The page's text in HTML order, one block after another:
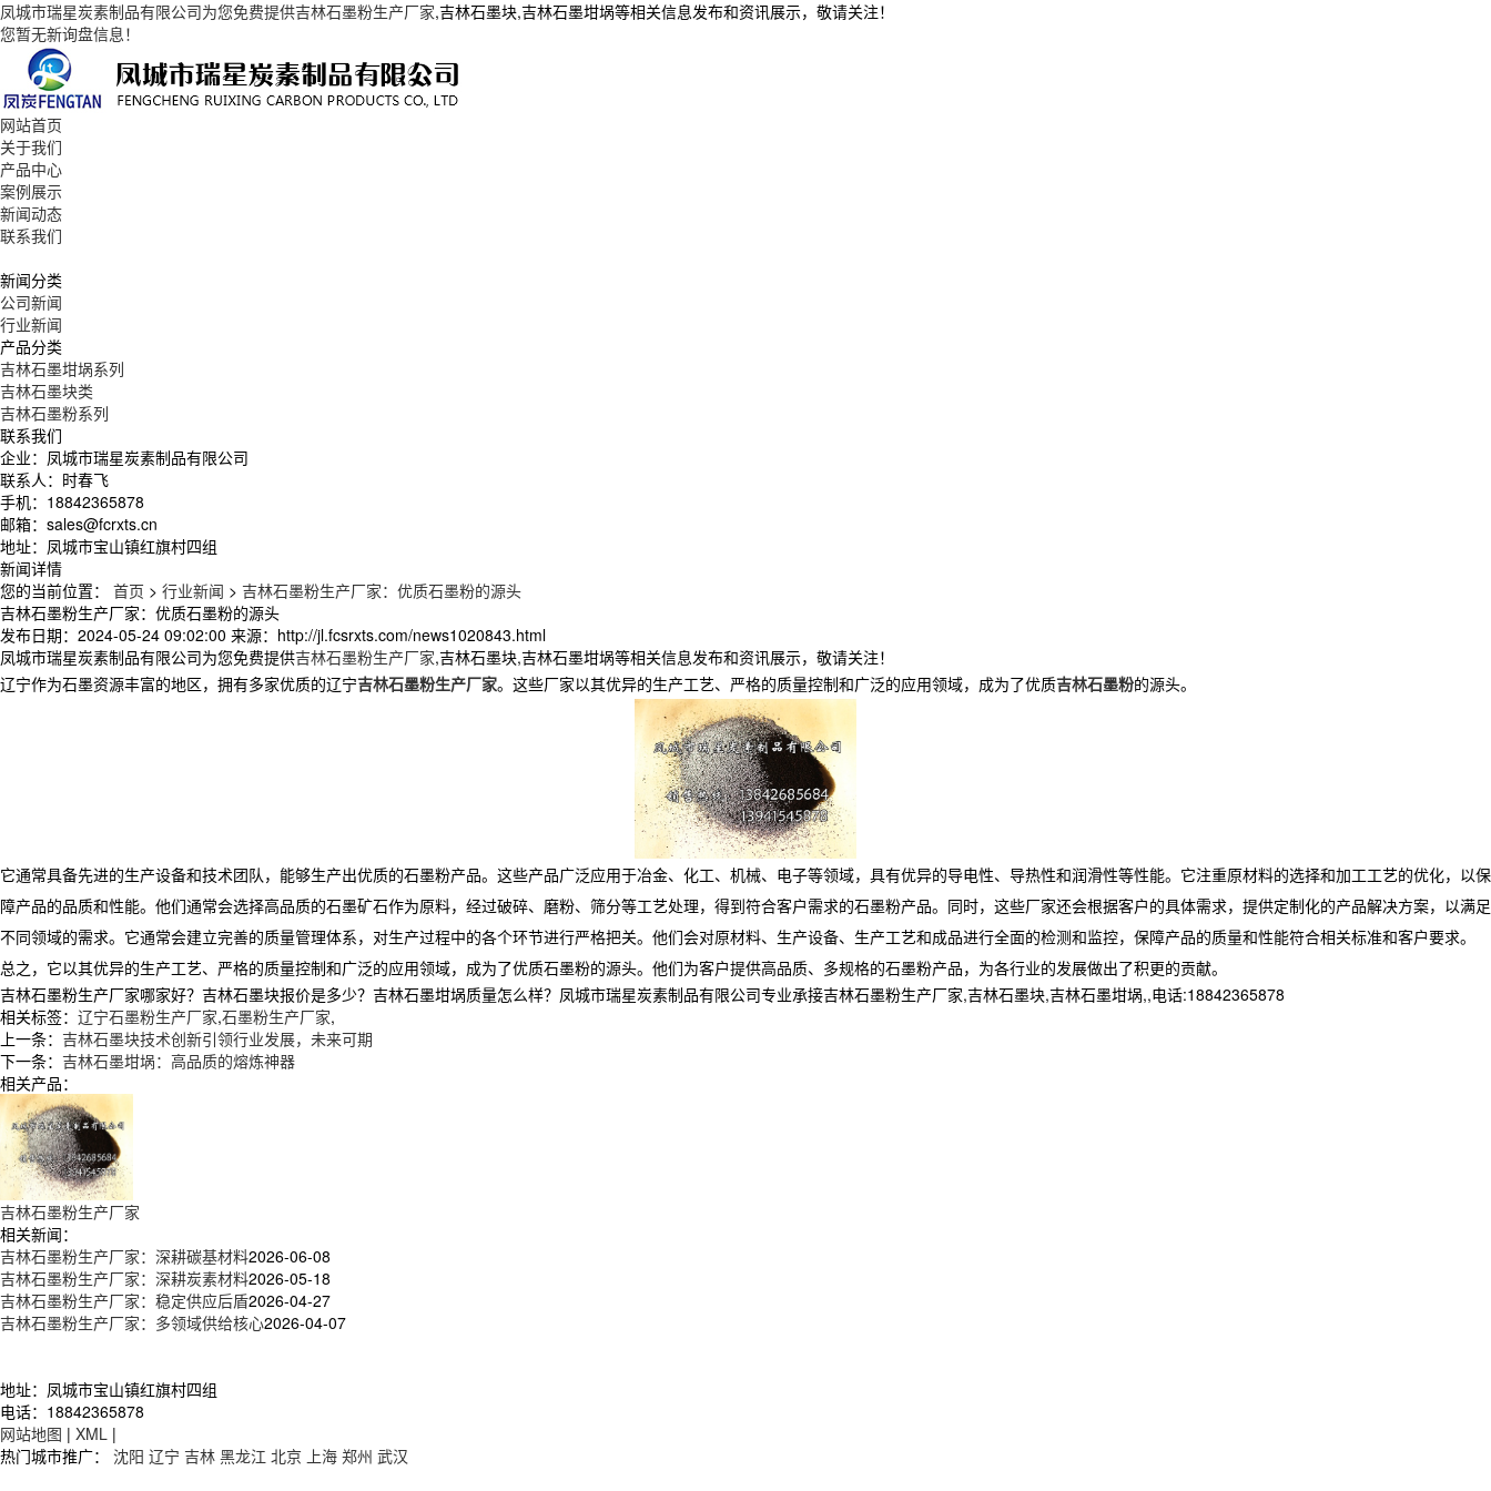
凤城市瑞星炭素制品有限公司为您免费提供吉林石墨粉生产厂家,吉林石墨块,吉林石墨坩埚等相关信息发布和资讯展示，敬请关注！
您暂无新询盘信息！
网站首页
关于我们
产品中心
案例展示
新闻动态
联系我们
新闻分类
公司新闻
行业新闻
产品分类
吉林石墨坩埚系列
吉林石墨块类
吉林石墨粉系列
联系我们
企业：凤城市瑞星炭素制品有限公司
联系人：时春飞
手机：18842365878
邮箱：sales@fcrxts.cn
地址：凤城市宝山镇红旗村四组
新闻详情
您的当前位置： 首页 > 行业新闻 > 吉林石墨粉生产厂家：优质石墨粉的源头
吉林石墨粉生产厂家：优质石墨粉的源头
发布日期： 2024-05-24 09:02:00 来源： http://jl.fcsrxts.com/news1020843.html
凤城市瑞星炭素制品有限公司为您免费提供吉林石墨粉生产厂家,吉林石墨块,吉林石墨坩埚等相关信息发布和资讯展示，敬请关注！
辽宁作为石墨资源丰富的地区，拥有多家优质的辽宁吉林石墨粉生产厂家。这些厂家以其优异的生产工艺、严格的质量控制和广泛的应用领域，成为了优质吉林石墨粉的源头。
它通常具备先进的生产设备和技术团队，能够生产出优质的石墨粉产品。这些产品广泛应用于冶金、化工、机械、电子等领域，具有优异的导电性、导热性和润滑性等性能。它注重原材料的选择和加工工艺的优化，以保
障产品的品质和性能。他们通常会选择高品质的石墨矿石作为原料，经过破碎、磨粉、筛分等工艺处理，得到符合客户需求的石墨粉产品。同时，这些厂家还会根据客户的具体需求，提供定制化的产品解决方案，以满足
不同领域的需求。它通常会建立完善的质量管理体系，对生产过程中的各个环节进行严格把关。他们会对原材料、生产设备、生产工艺和成品进行全面的检测和监控，保障产品的质量和性能符合相关标准和客户要求。
总之，它以其优异的生产工艺、严格的质量控制和广泛的应用领域，成为了优质石墨粉的源头。他们为客户提供高品质、多规格的石墨粉产品，为各行业的发展做出了积更的贡献。
吉林石墨粉生产厂家哪家好？吉林石墨块报价是多少？吉林石墨坩埚质量怎么样？凤城市瑞星炭素制品有限公司专业承接吉林石墨粉生产厂家,吉林石墨块,吉林石墨坩埚,,电话:18842365878
相关标签： 辽宁石墨粉生产厂家,石墨粉生产厂家,
上一条： 吉林石墨块技术创新引领行业发展，未来可期
下一条： 吉林石墨坩埚：高品质的熔炼神器
相关产品：
吉林石墨粉生产厂家
相关新闻：
吉林石墨粉生产厂家：深耕碳基材料2026-06-08
吉林石墨粉生产厂家：深耕炭素材料2026-05-18
吉林石墨粉生产厂家：稳定供应后盾2026-04-27
吉林石墨粉生产厂家：多领域供给核心2026-04-07
地址：凤城市宝山镇红旗村四组
电话：18842365878
网站地图 | XML |
热门城市推广： 沈阳 辽宁 吉林 黑龙江 北京 上海 郑州 武汉